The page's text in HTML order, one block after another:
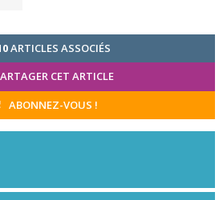
ARTICLES ASSOCIÉS
CET ARTICLE
ABONNEZ-VOUS !